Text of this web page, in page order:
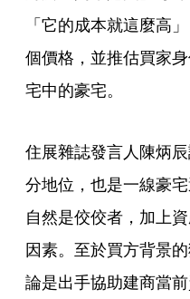
「它的成本就這麼高
個價格，並推估買家
宅中的豪宅。
住展雜誌發言人陳炳
分地位，也是一線豪
自然是佼佼者，加上
因素。至於買方背景
論是出手協助建商當